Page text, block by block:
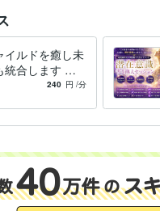
お願いいたします。
ア / 情報システム・社内SE 経
ィング / 商品企画・開発 経験年
経験年数 : 2年
ジネスサポート / 事務（一般事務
務・給与 経験年数 : 3年
年7月 ~ 現在
1987年3月 ~ 1991年8月
1991年10月 ~ 1993年2月
2000年11月 ~ 2004年11月
イルドを癒し未
統合します 両
ィブな感情が
240 円 /分